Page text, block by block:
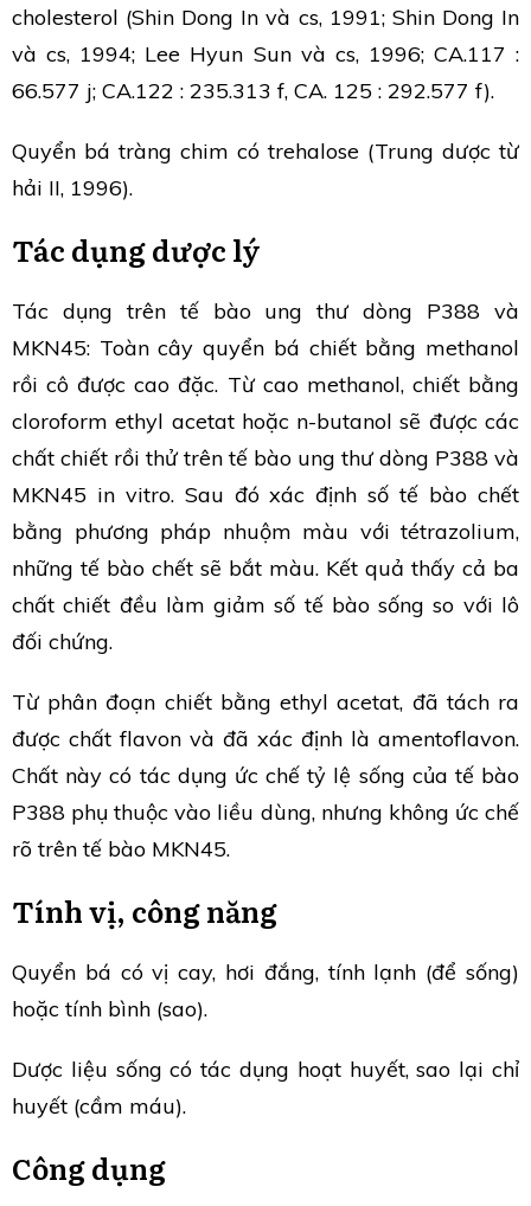
cholesterol (Shin Dong In và cs, 1991; Shin Dong In
và cs, 1994; Lee Hyun Sun và cs, 1996; CA.117 :
66.577 j; CA.122 : 235.313 f, CA. 125 : 292.577 f).
Quyển bá tràng chim có trehalose (Trung dược từ
hải II, 1996).
Tác dụng dược lý
Tác dụng trên tế bào ung thư dòng P388 và
MKN45: Toàn cây quyển bá chiết bằng methanol
rồi cô được cao đặc. Từ cao methanol, chiết bằng
cloroform ethyl acetat hoặc n-butanol sẽ được các
chất chiết rồi thử trên tế bào ung thư dòng P388 và
MKN45 in vitro. Sau đó xác định số tế bào chết
bằng phương pháp nhuộm màu với tétrazolium,
những tế bào chết sẽ bắt màu. Kết quả thấy cả ba
chất chiết đều làm giảm số tế bào sống so với lô
đối chứng.
Từ phân đoạn chiết bằng ethyl acetat, đã tách ra
được chất flavon và đã xác định là amentoflavon.
Chất này có tác dụng ức chế tỷ lệ sống của tế bào
P388 phụ thuộc vào liều dùng, nhưng không ức chế
rõ trên tế bào MKN45.
Tính vị, công năng
Quyển bá có vị cay, hơi đắng, tính lạnh (để sống)
hoặc tính bình (sao).
Dược liệu sống có tác dụng hoạt huyết, sao lại chỉ
huyết (cầm máu).
Công dụng